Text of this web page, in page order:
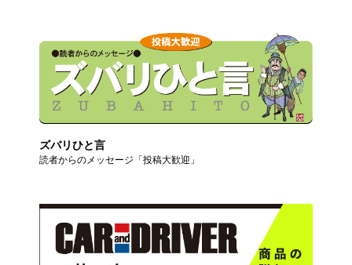
ズバリひと言
読者からのメッセージ「投稿大歓迎」